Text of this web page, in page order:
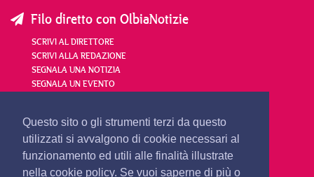
Questo sito o gli strumenti terzi da questo
utilizzati si avvalgono di cookie necessari al
funzionamento ed utili alle finalità illustrate
nella cookie policy. Se vuoi saperne di più o
Filo diretto con OlbiaNotizie
SCRIVI AL DIRETTORE
SCRIVI ALLA REDAZIONE
SEGNALA UNA NOTIZIA
SEGNALA UN EVENTO
redazione@olbianotizie.it